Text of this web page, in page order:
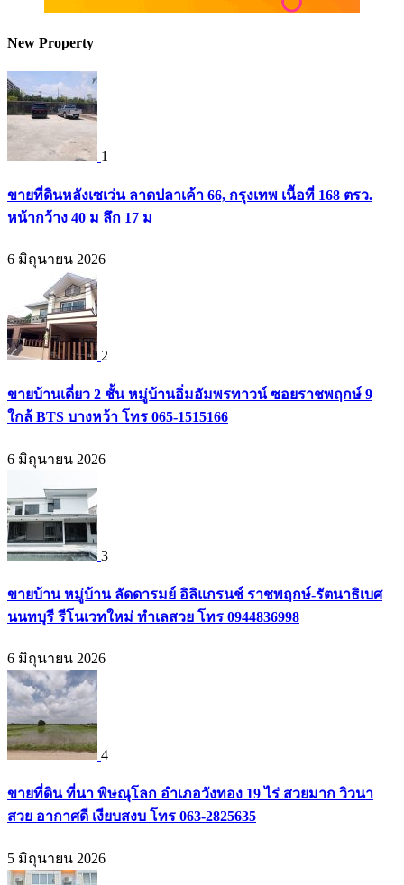
New Property
1
ขายที่ดินหลังเซเว่น ลาดปลาเค้า 66, กรุงเทพ เนื้อที่ 168 ตรว.
หน้ากว้าง 40 ม ลึก 17 ม
6 มิถุนายน 2026
2
ขายบ้านเดี่ยว 2 ชั้น หมู่บ้านอิ่มอัมพรทาวน์ ซอยราชพฤกษ์ 9
ใกล้ BTS บางหว้า โทร 065-1515166
6 มิถุนายน 2026
3
ขายบ้าน หมู่บ้าน ลัดดารมย์ อิลิแกรนช์ ราชพฤกษ์-รัตนาธิเบศ
นนทบุรี รีโนเวทใหม่ ทำเลสวย โทร 0944836998
6 มิถุนายน 2026
4
ขายที่ดิน ที่นา พิษณุโลก อำเภอวังทอง 19 ไร่ สวยมาก วิวนา
สวย อากาศดี เงียบสงบ โทร 063-2825635
5 มิถุนายน 2026